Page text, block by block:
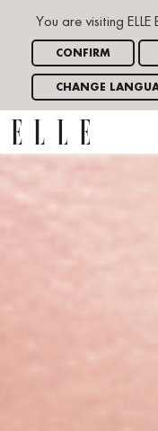
You are visiting ELLE
CONFIRM
CHANGE